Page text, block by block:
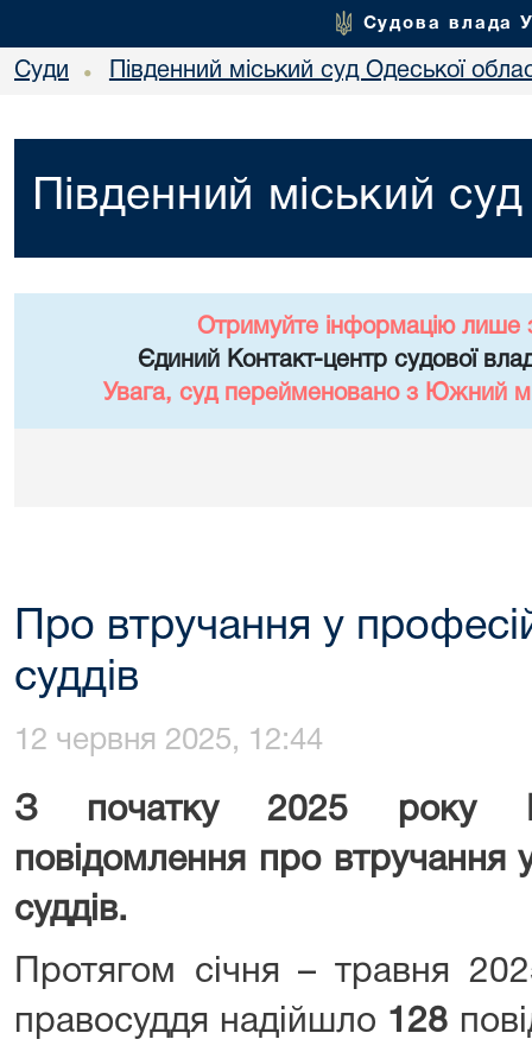
Судова влада
Суди • Південний міський суд Одеської
Південний міський
Отримуйте інформацію лише
Єдиний Контакт-центр судової
Увага, суд перейменовано з Южний
Про втручання у
суддів
12 червня 2025, 12:44
З початку 2025 року
повідомлення про втручання
суддів.
Протягом січня – травня
правосуддя надійшло 128